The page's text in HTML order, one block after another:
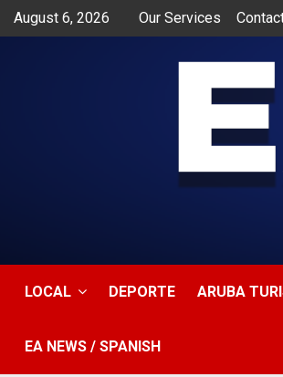
August 6, 2026 Our Services
LOCAL DEPORTE ARUBA
EA NEWS / SPANISH